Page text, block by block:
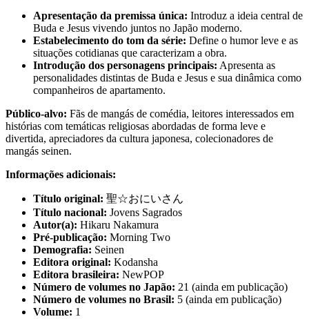
Apresentação da premissa única: Introduz a ideia central de
Buda e Jesus vivendo juntos no Japão moderno.
Estabelecimento do tom da série: Define o humor leve e as
situações cotidianas que caracterizam a obra.
Introdução dos personagens principais: Apresenta as
personalidades distintas de Buda e Jesus e sua dinâmica como
companheiros de apartamento.
Público-alvo: Fãs de mangás de comédia, leitores interessados em
histórias com temáticas religiosas abordadas de forma leve e
divertida, apreciadores da cultura japonesa, colecionadores de
mangás seinen.
Informações adicionais:
Título original: 聖☆おにいさん
Título nacional: Jovens Sagrados
Autor(a): Hikaru Nakamura
Pré-publicação: Morning Two
Demografia: Seinen
Editora original: Kodansha
Editora brasileira: NewPOP
Número de volumes no Japão: 21 (ainda em publicação)
Número de volumes no Brasil: 5 (ainda em publicação)
Volume: 1